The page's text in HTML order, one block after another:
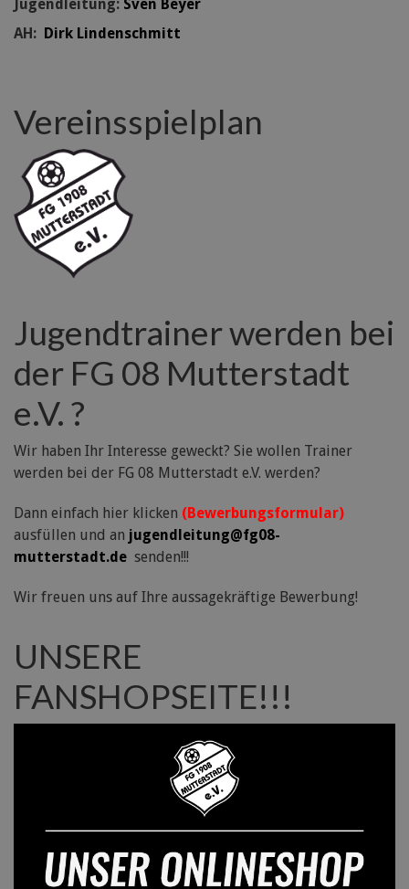
Jugendleitung: Sven Beyer
AH: Dirk Lindenschmitt
Vereinsspielplan
Jugendtrainer werden bei
der FG 08 Mutterstadt
e.V. ?
Wir haben Ihr Interesse geweckt? Sie wollen Trainer
werden bei der FG 08 Mutterstadt e.V. werden?
Dann einfach hier klicken (Bewerbungsformular)
ausfüllen und an jugendleitung@fg08-
mutterstadt.de senden!!!
Wir freuen uns auf Ihre aussagekräftige Bewerbung!
UNSERE
FANSHOPSEITE!!!